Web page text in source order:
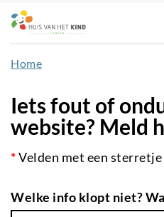
Overslaan
en
naar
de
gaan
Home
Iets fout of
website? Meld
*Velden met een
Welke info klopt niet?